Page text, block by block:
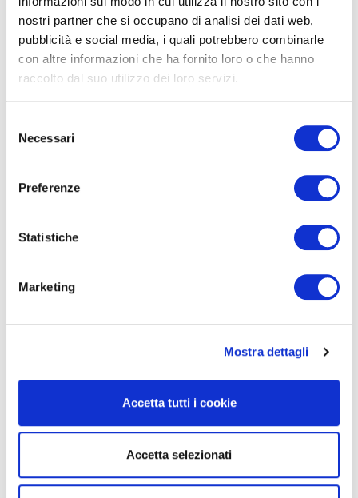
nostri partner che si occupano di analisi dei dati web,
pubblicità e social media, i quali potrebbero combinarle
con altre informazioni che ha fornito loro o che hanno
raccolto dal suo utilizzo dei loro servizi.
delNecessari
Preferenze
Statistiche
Marketing
Mostra dettagli
Accetta tutti i cookie
Accetta selezionati
BIKE LAB
BIKE LAB
Cambiare la bici. Aggiungere un accessorio, quel
attraverso i consigli dei nostri giornalisti e degli